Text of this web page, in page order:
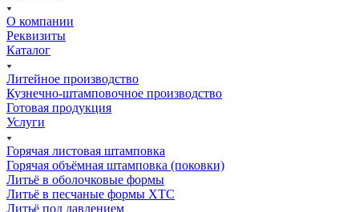
О компании
Реквизиты
Каталог
Литейное производство
Кузнечно-штамповочное производство
Готовая продукция
Услуги
Горячая листовая штамповка
Горячая объёмная штамповка (поковки)
Литьё в оболочковые формы
Литьё в песчаные формы ХТС
Литьё под давлением